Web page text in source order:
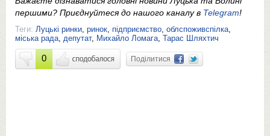
першими? Приєднуйтеся до нашого каналу в Telegram!
Теги: Луцькі ринки ринок підприємство облспоживспілка
міська рада депутат, Михайло Ломага Тарас Шляхтич
0 Поділитися